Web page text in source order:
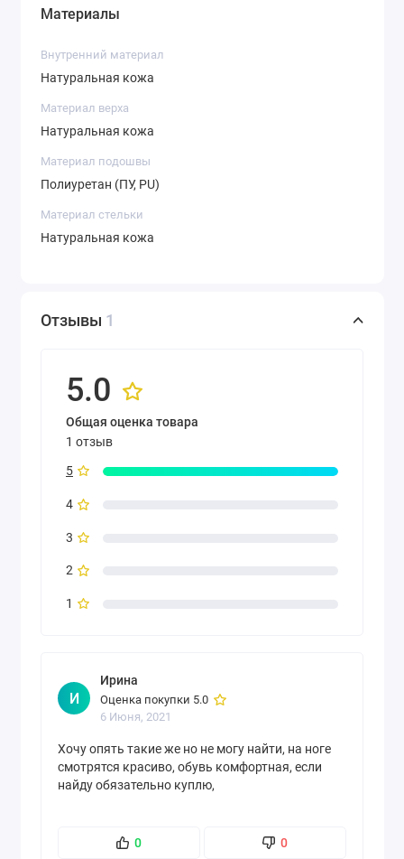
Материалы
Внутренний материал
Натуральная кожа
Материал верха
Натуральная кожа
Материал подошвы
Полиуретан (ПУ, PU)
Материал стельки
Натуральная кожа
Отзывы 1
5.0
Общая оценка товара
1 отзыв
5
4
3
2
1
И
Ирина
Оценка покупки 5.0
6 Июня, 2021
Хочу опять такие же но не могу найти, на ноге
смотрятся красиво, обувь комфортная, если
найду обязательно куплю,
0 0